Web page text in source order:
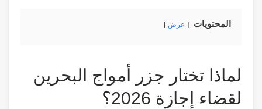
المحتويات عرض
لماذا تختار جزر أمواج البحرين
لقضاء إجازة 2026؟